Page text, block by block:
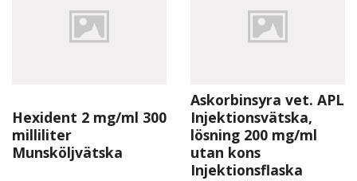
Hexident 2 mg/ml 300
milliliter
Munsköljvätska
Askorbinsyra vet. APL
Injektionsvätska,
lösning 200 mg/ml
utan kons
Injektionsflaska